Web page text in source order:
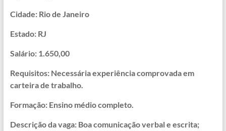
Cidade: Rio de Janeiro
Estado: RJ
Salário: 1.650,00
Requisitos: Necessária experiência comprovada em
carteira de trabalho.
Formação: Ensino médio completo.
Descrição da vaga: Boa comunicação verbal e escrita;